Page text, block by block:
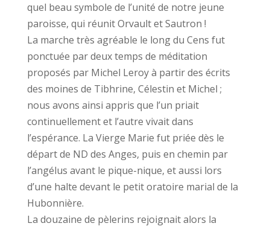
quel beau symbole de l’unité de notre jeune
paroisse, qui réunit Orvault et Sautron !
La marche très agréable le long du Cens fut
ponctuée par deux temps de méditation
proposés par Michel Leroy à partir des écrits
des moines de Tibhrine, Célestin et Michel ;
nous avons ainsi appris que l’un priait
continuellement et l’autre vivait dans
l’espérance. La Vierge Marie fut priée dès le
départ de ND des Anges, puis en chemin par
l’angélus avant le pique-nique, et aussi lors
d’une halte devant le petit oratoire marial de la
Hubonnière.
La douzaine de pèlerins rejoignait alors la